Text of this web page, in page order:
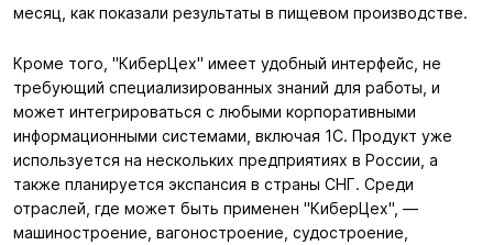
месяц, как показали результаты в пищевом производстве.
Кроме того, "КиберЦех" имеет удобный интерфейс, не
требующий специализированных знаний для работы, и
может интегрироваться с любыми корпоративными
информационными системами, включая 1С. Продукт уже
используется на нескольких предприятиях в России, а
также планируется экспансия в страны СНГ. Среди
отраслей, где может быть применен "КиберЦех", —
машиностроение, вагоностроение, судостроение,